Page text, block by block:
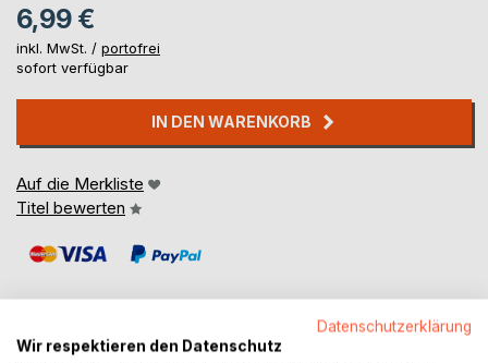
6,99 €
inkl. MwSt. / portofrei
sofort verfügbar
IN DEN WARENKORB
Auf die Merkliste
Titel bewerten
Datenschutzerklärung
Wir respektieren den Datenschutz